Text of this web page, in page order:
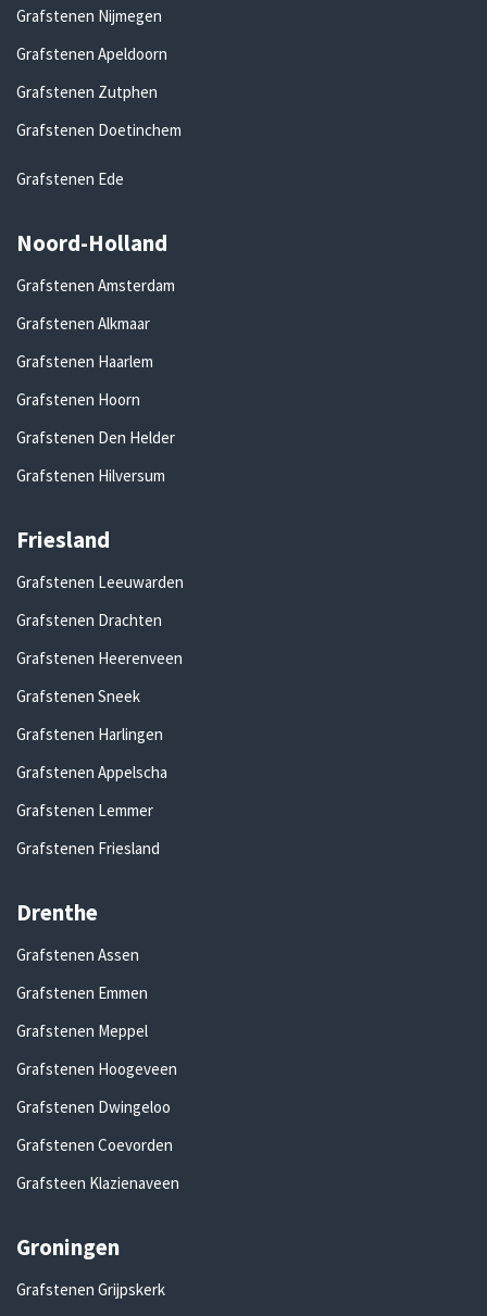
Grafstenen Nijmegen
Grafstenen Apeldoorn
Grafstenen Zutphen
Grafstenen Doetinchem
Grafstenen Ede
Noord-Holland
Grafstenen Amsterdam
Grafstenen Alkmaar
Grafstenen Haarlem
Grafstenen Hoorn
Grafstenen Den Helder
Grafstenen Hilversum
Friesland
Grafstenen Leeuwarden
Grafstenen Drachten
Grafstenen Heerenveen
Grafstenen Sneek
Grafstenen Harlingen
Grafstenen Appelscha
Grafstenen Lemmer
Grafstenen Friesland
Drenthe
Grafstenen Assen
Grafstenen Emmen
Grafstenen Meppel
Grafstenen Hoogeveen
Grafstenen Dwingeloo
Grafstenen Coevorden
Grafsteen Klazienaveen
Groningen
Grafstenen Grijpskerk